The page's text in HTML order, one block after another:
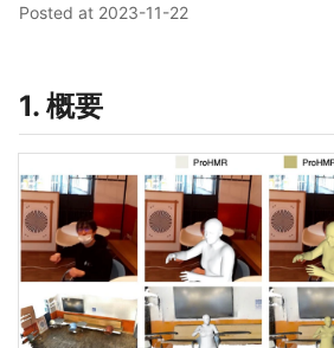
Posted at 2023-11-22
1. 概要